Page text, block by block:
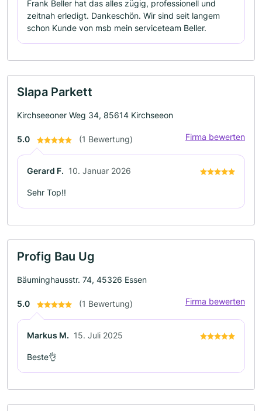
Frank Beller hat das alles zügig, professionell und
zeitnah erledigt. Dankeschön. Wir sind seit langem
schon Kunde von msb mein serviceteam Beller.
Slapa Parkett
Kirchseeoner Weg 34, 85614 Kirchseeon
5.0 (1 Bewertung) Firma bewerten
Gerard F. 10. Januar 2026
Sehr Top!!
Profig Bau Ug
Bäuminghausstr. 74, 45326 Essen
5.0 (1 Bewertung) Firma bewerten
Markus M. 15. Juli 2025
Beste👌